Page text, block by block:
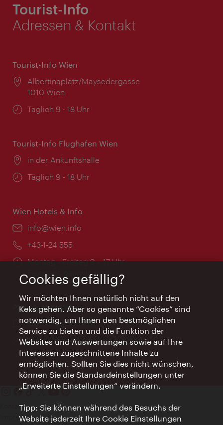
Tourist-Info
Adressen & Kontakt
Tourist-Info Wien
Ort:
Albertinaplatz/Maysedergasse
1010 Wien
Öffnungszeiten:
Täglich 9 - 18 Uhr
Tourist-Info Flughafen Wien
Ort:
in der Ankunftshalle
Öffnungszeiten:
Täglich 9 - 18 Uhr
Wien Hotels & Info
Email:
info@wien.info
Telefon:
+43-1-24 555
Öffnungszeiten:
Montag - Freitag 9 – 17 Uhr
Feiertags geschlossen
AI Concierge Wien
Ort:
concierge.wien.info
Öffnungszeiten:
Informationen rund um die Uhr
Kontakt
Impressum
Cookies gefällig?
Wir möchten Ihnen natürlich nicht auf den
Keks gehen. Aber so genannte “Cookies” sind
notwendig, um Ihnen den bestmöglichen
Service zu bieten und die Funktion der
Websites und Auswertungen sowie auf Ihre
Interessen zugeschnittene Inhalte zu
ermöglichen. Sollten Sie dies nicht wünschen,
können Sie die Standardeinstellungen unter
„Erweiterte Einstellungen“ verändern.
Tipp: Sie können während des Besuchs der
Website jederzeit Ihre Cookie Einstellungen